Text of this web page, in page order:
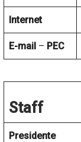
Internet
E-mail – PEC
Staff
Presidente